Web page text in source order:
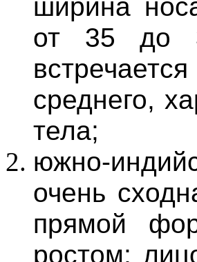
ширина
от 35 до
среднего,
тела;
южно-
очень
прямой
ростом;